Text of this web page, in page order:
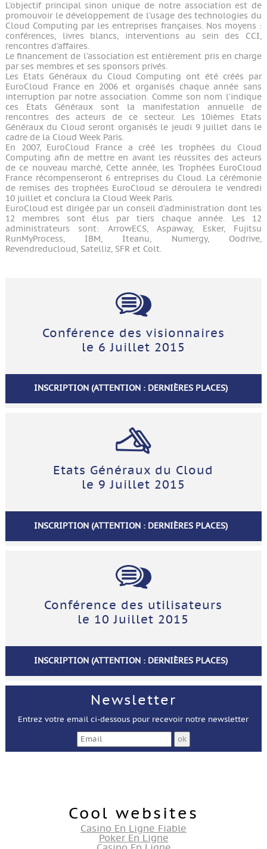
L’objectif principal sinon unique de notre association est de
promouvoir le développement de l’usage des technologies du
Cloud Computing par les entreprises françaises. Nos moyens :
conférences, livres blancs, interventions au sein des CCI,
rencontres d’affaires.
Le financement de l’association est entièrement pris en charge
par ses membres et ses sponsors privés.
Les Etats Généraux du Cloud Computing ont été créés par
EuroCloud France en 2006 et organisés chaque année sans
interruption par notre association. Comme son nom l’indique
ces Etats Généraux sont la manifestation annuelle de
rencontres des acteurs de ce secteur. Les 10ièmes Etats
Généraux du Cloud seront organisés le jeudi 9 juillet dans le
cadre de la Cloud Week Paris.
En 2007, EuroCloud France a créé les trophées du Cloud
Computing afin de mettre en avant les réussites des acteurs
de ce nouveau marché, Cette année, les Trophées EuroCloud
France récompenseront 6 entreprises du Cloud. La cérémonie
de remises des trophées EuroCloud se déroulera le vendredi
10 juillet et conclura la Cloud Week Paris.
EuroCloud est dirigée par un conseil d’administration dont les
12 membres sont élus par tiers chaque année. Les 12
administrateurs sont: ArrowECS, Aspaway, Esker, Fujitsu
RunMyProcess, IBM, Iteanu, Numergy, Oodrive,
Revendreducloud, Satelliz, SFR et Colt.
Conférence des visionnaires
le 6 Juillet 2015
INSCRIPTION (ATTENTION : DERNIÈRES PLACES)
Etats Généraux du Cloud
le 9 Juillet 2015
INSCRIPTION (ATTENTION : DERNIÈRES PLACES)
Conférence des utilisateurs
le 10 Juillet 2015
INSCRIPTION (ATTENTION : DERNIÈRES PLACES)
Newsletter
Entrez votre email ci-dessous pour recevoir notre newsletter
Cool websites
Casino En Ligne Fiable
Poker En Ligne